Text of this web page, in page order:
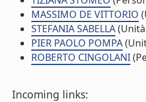
MASSIMO DE VITTORIO
STEFANIA SABELLA
PIER PAOLO POMPA
ROBERTO CINGOLANI
Incoming links: